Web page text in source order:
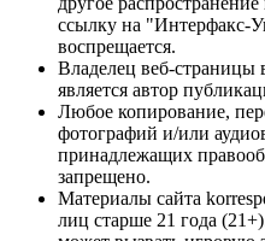
ссылку на "Интерфакс-
воспрещается.
Владелец веб-страницы
является автор
Любое копирование,
фотографий и/или
принадлежащих
запрещено.
Материалы сайта
лиц старше 21 года